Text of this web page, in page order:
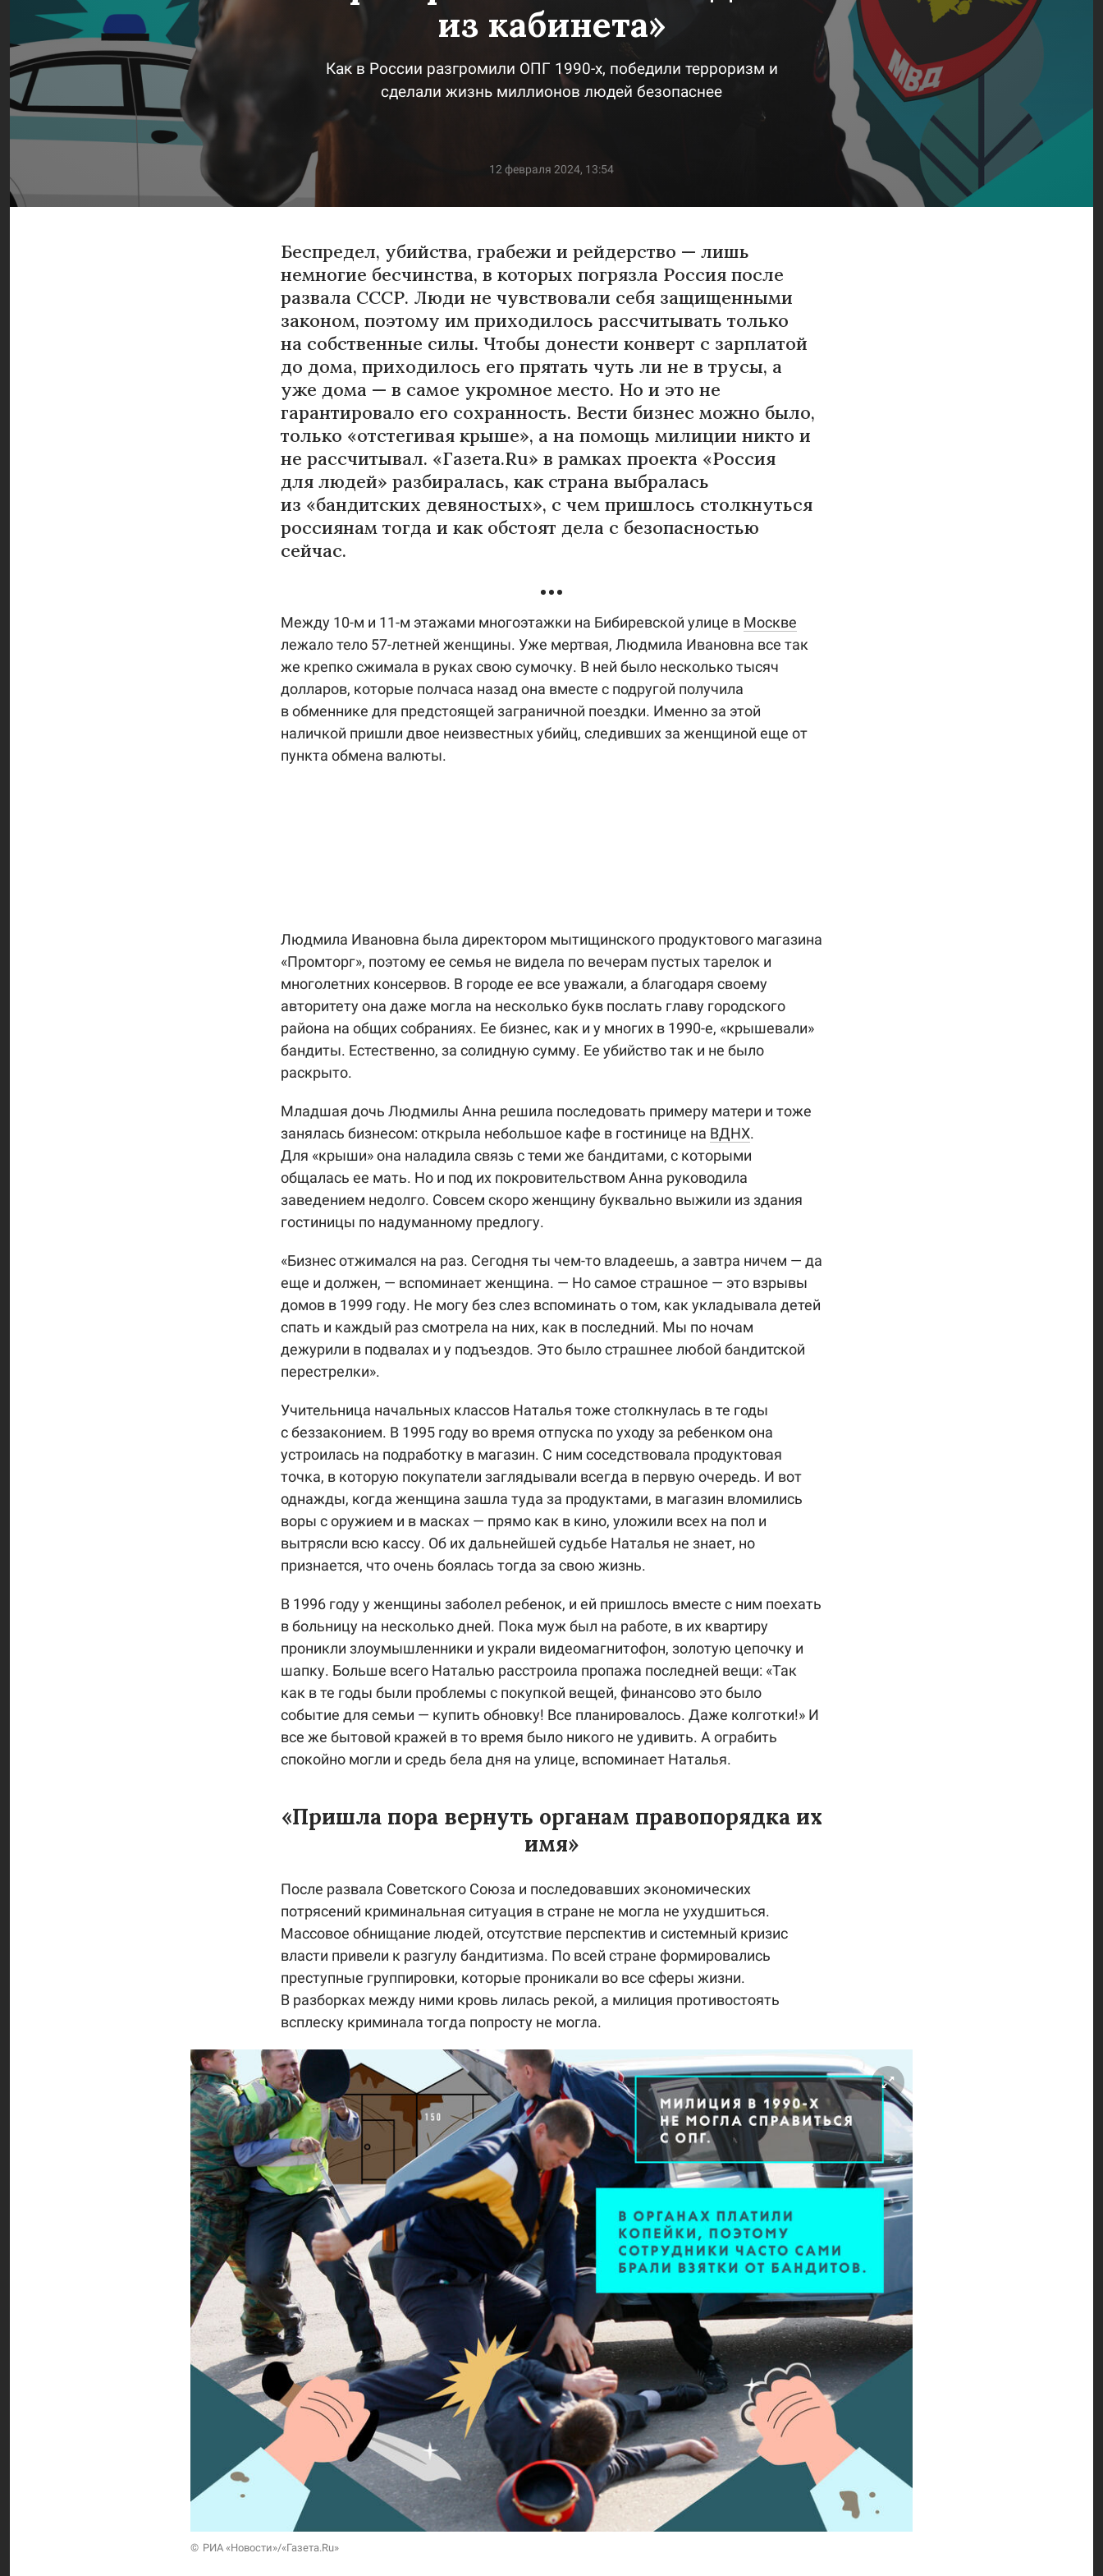
Теперь вы знаете
Редакция
Спецпроекты
Цивилизация
Цивилизация
из кабинета»
Как в России разгромили ОПГ 1990-х, победили терроризм и
сделали жизнь миллионов людей безопаснее
12 февраля 2024, 13:54
Беспредел, убийства, грабежи и рейдерство — лишь
немногие бесчинства, в которых погрязла Россия после
развала СССР. Люди не чувствовали себя защищенными
законом, поэтому им приходилось рассчитывать только
на собственные силы. Чтобы донести конверт с зарплатой
до дома, приходилось его прятать чуть ли не в трусы, а
уже дома — в самое укромное место. Но и это не
гарантировало его сохранность. Вести бизнес можно было,
только «отстегивая крыше», а на помощь милиции никто и
не рассчитывал. «Газета.Ru» в рамках проекта «Россия
для людей» разбиралась, как страна выбралась
из «бандитских девяностых», с чем пришлось столкнуться
россиянам тогда и как обстоят дела с безопасностью
сейчас.
Между 10-м и 11-м этажами многоэтажки на Бибиревской улице в Москве
лежало тело 57-летней женщины. Уже мертвая, Людмила Ивановна все так
же крепко сжимала в руках свою сумочку. В ней было несколько тысяч
долларов, которые полчаса назад она вместе с подругой получила
в обменнике для предстоящей заграничной поездки. Именно за этой
наличкой пришли двое неизвестных убийц, следивших за женщиной еще от
пункта обмена валюты.
Людмила Ивановна была директором мытищинского продуктового магазина
«Промторг», поэтому ее семья не видела по вечерам пустых тарелок и
многолетних консервов. В городе ее все уважали, а благодаря своему
авторитету она даже могла на несколько букв послать главу городского
района на общих собраниях. Ее бизнес, как и у многих в 1990-е, «крышевали»
бандиты. Естественно, за солидную сумму. Ее убийство так и не было
раскрыто.
Младшая дочь Людмилы Анна решила последовать примеру матери и тоже
занялась бизнесом: открыла небольшое кафе в гостинице на ВДНХ.
Для «крыши» она наладила связь с теми же бандитами, с которыми
общалась ее мать. Но и под их покровительством Анна руководила
заведением недолго. Совсем скоро женщину буквально выжили из здания
гостиницы по надуманному предлогу.
«Бизнес отжимался на раз. Сегодня ты чем-то владеешь, а завтра ничем — да
еще и должен, — вспоминает женщина. — Но самое страшное — это взрывы
домов в 1999 году. Не могу без слез вспоминать о том, как укладывала детей
спать и каждый раз смотрела на них, как в последний. Мы по ночам
дежурили в подвалах и у подъездов. Это было страшнее любой бандитской
перестрелки».
Учительница начальных классов Наталья тоже столкнулась в те годы
с беззаконием. В 1995 году во время отпуска по уходу за ребенком она
устроилась на подработку в магазин. С ним соседствовала продуктовая
точка, в которую покупатели заглядывали всегда в первую очередь. И вот
однажды, когда женщина зашла туда за продуктами, в магазин вломились
воры с оружием и в масках — прямо как в кино, уложили всех на пол и
вытрясли всю кассу. Об их дальнейшей судьбе Наталья не знает, но
признается, что очень боялась тогда за свою жизнь.
В 1996 году у женщины заболел ребенок, и ей пришлось вместе с ним поехать
в больницу на несколько дней. Пока муж был на работе, в их квартиру
проникли злоумышленники и украли видеомагнитофон, золотую цепочку и
шапку. Больше всего Наталью расстроила пропажа последней вещи: «Так
как в те годы были проблемы с покупкой вещей, финансово это было
событие для семьи — купить обновку! Все планировалось. Даже колготки!» И
все же бытовой кражей в то время было никого не удивить. А ограбить
спокойно могли и средь бела дня на улице, вспоминает Наталья.
«Пришла пора вернуть органам правопорядка их
имя»
После развала Советского Союза и последовавших экономических
потрясений криминальная ситуация в стране не могла не ухудшиться.
Массовое обнищание людей, отсутствие перспектив и системный кризис
власти привели к разгулу бандитизма. По всей стране формировались
преступные группировки, которые проникали во все сферы жизни.
В разборках между ними кровь лилась рекой, а милиция противостоять
всплеску криминала тогда попросту не могла.
РИА «Новости»/«Газета.Ru»